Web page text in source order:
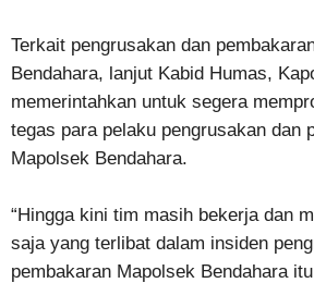
Terkait pengrusakan dan
Bendahara, lanjut Kabid Humas,
memerintahkan untuk segera
tegas para pelaku pengrusakan dan
Mapolsek Bendahara.
“Hingga kini tim masih bekerja dan
saja yang terlibat dalam insiden
pembakaran Mapolsek Bendahara